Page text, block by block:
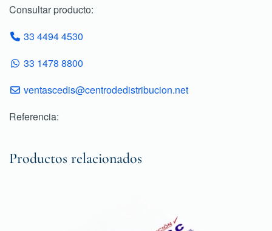
Consultar producto:
33 4494 4530
33 1478 8800
ventascedis@centrodedistribucion.net
Referencia:
Productos relacionados